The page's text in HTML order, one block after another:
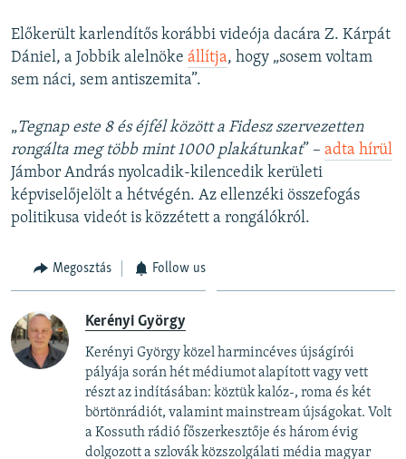
Előkerült karlendítős korábbi videója dacára Z. Kárpát
Dániel, a Jobbik alelnöke állítja, hogy „sosem voltam
sem náci, sem antiszemita”.
„Tegnap este 8 és éjfél között a Fidesz szervezetten
rongálta meg több mint 1000 plakátunkat” – adta hírül
Jámbor András nyolcadik-kilencedik kerületi
képviselőjelölt a hétvégén. Az ellenzéki összefogás
politikusa videót is közzétett a rongálókról.
Megosztás Follow us
Kerényi György
Kerényi György közel harmincéves újságírói
pályája során hét médiumot alapított vagy vett
részt az indításában: köztük kalóz-, roma és két
börtönrádiót, valamint mainstream újságokat. Volt
a Kossuth rádió főszerkesztője és három évig
dolgozott a szlovák közszolgálati média magyar